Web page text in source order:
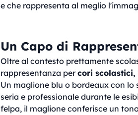
e che rappresenta al meglio
Un Capo di
Oltre al contesto prettamente
rappresentanza percori
Un maglione blu o bordeaux con
seria e professionale durante le
felpa, il maglione conferisce un